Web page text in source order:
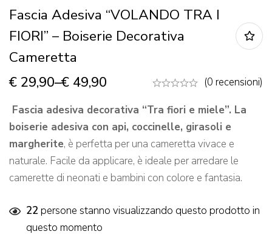
Fascia Adesiva “VOLANDO TRA I
FIORI” – Boiserie Decorativa
Cameretta
€ 29,90–€ 49,90
(0 recensioni)
Fascia adesiva decorativa “Tra fiori e miele”. La
boiserie adesiva con api, coccinelle, girasoli e
margherite, è perfetta per una cameretta vivace e
naturale. Facile da applicare, è ideale per arredare le
camerette di neonati e bambini con colore e fantasia.
22 persone stanno visualizzando questo prodotto in
questo momento